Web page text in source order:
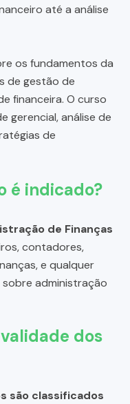
até a análise
os fundamentos da
de gestão de
financeira. O curso
gerencial, análise de
de
é indicado?
de Finanças
contadores,
e qualquer
administração
dos
são classificados